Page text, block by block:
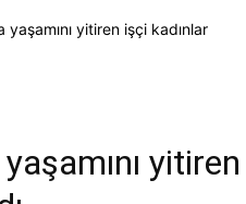
yaşamını yitiren işçi kadınlar
yitiren